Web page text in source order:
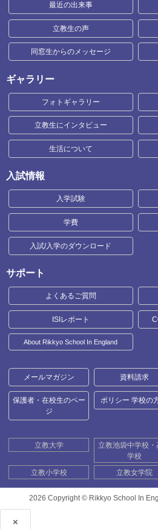
最近の出来事
立教生の声
同窓生からのメッセージ
ギャラリー
フォトギャラリー
立教生にインタビュー
生活について
入試情報
入学試験
学費
入試/入学のダウンロード
サポート
よくあるご質問
ISIレポート
About Rikkyo School In England
メールマガジン 資料請求
保護者・在校生のペー
ジ
ポリシー 学校の
立教大学
立教池袋中学校・
学校
立教小学校
立教女学院
2026 Copyright © Rikkyo School In
×